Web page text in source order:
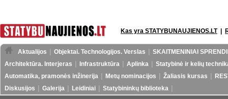
Kas yra STATYBUNAUJIENOS.LT|
Aktualijos Objektai. Technologijos. Verslas
SKAITMENINIAI
Architektūra. Interjeras
Infrastruktūra Aplinka
Statybinė ir kelių
Automatika, pramonės inžinerija
Metų nominacijos Žaliasis kursas
Diskusijos
Galerija Leidiniai Statybininkų biblioteka